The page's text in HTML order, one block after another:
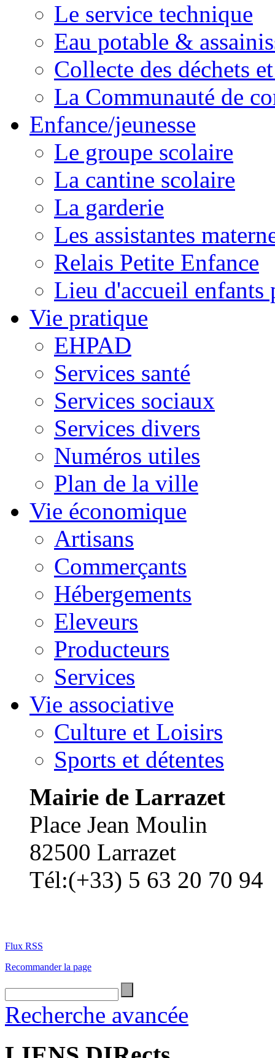
Le service technique
Eau potable &
Collecte des déchets
La Communauté de
Enfance/jeunesse
Le groupe scolaire
La cantine scolaire
La garderie
Les assistantes
Relais Petite Enfance
Lieu d'accueil enfants
Vie pratique
EHPAD
Services santé
Services sociaux
Services divers
Numéros utiles
Plan de la ville
Vie économique
Artisans
Commerçants
Hébergements
Eleveurs
Producteurs
Services
Vie associative
Culture et Loisirs
Sports et détentes
Mairie de Larrazet
Place Jean Moulin
82500 Larrazet
Tél:(+33) 5 63 20 70 94
Flux RSS
Recommander la page
Recherche avancée